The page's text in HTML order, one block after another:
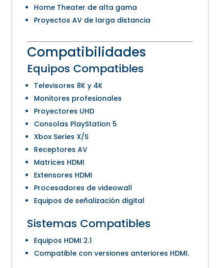
Home Theater de alta gama
Proyectos AV de larga distancia
Compatibilidades
Equipos Compatibles
Televisores 8K y 4K
Monitores profesionales
Proyectores UHD
Consolas PlayStation 5
Xbox Series X/S
Receptores AV
Matrices HDMI
Extensores HDMI
Procesadores de videowall
Equipos de señalización digital
Sistemas Compatibles
Equipos HDMI 2.1
Compatible con versiones anteriores HDMI.